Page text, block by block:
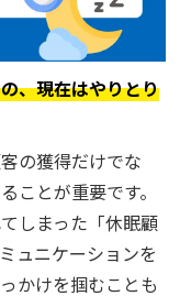
、現在はやりとり
の獲得だけでな
ことが重要です。
しまった「休眠顧
ュニケーションを
かけを掴むことも